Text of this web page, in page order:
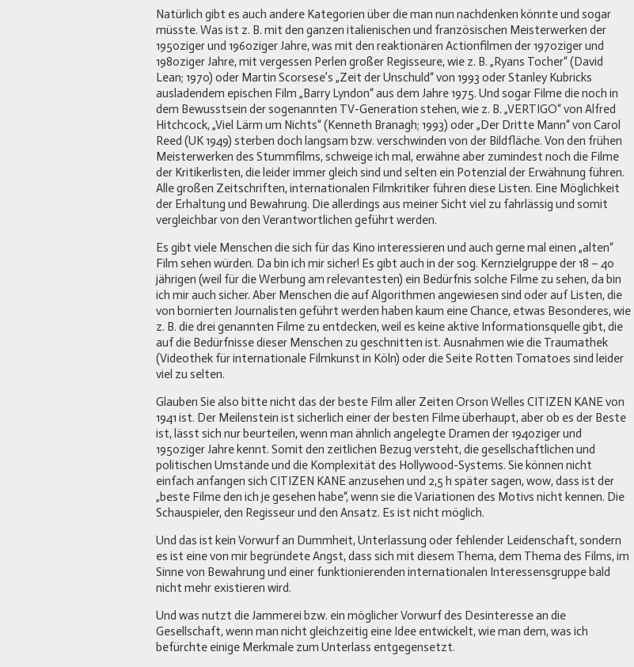
Natürlich gibt es auch andere Kategorien über die man nun nachdenken könnte und sogar
müsste. Was ist z. B. mit den ganzen italienischen und französischen Meisterwerken der
1950ziger und 1960ziger Jahre, was mit den reaktionären Actionfilmen der 1970ziger und
1980ziger Jahre, mit vergessen Perlen großer Regisseure, wie z. B. „Ryans Tocher“ (David
Lean; 1970) oder Martin Scorsese’s „Zeit der Unschuld“ von 1993 oder Stanley Kubricks
ausladendem epischen Film „Barry Lyndon“ aus dem Jahre 1975. Und sogar Filme die noch in
dem Bewusstsein der sogenannten TV-Generation stehen, wie z. B. „VERTIGO“ von Alfred
Hitchcock, „Viel Lärm um Nichts“ (Kenneth Branagh; 1993) oder „Der Dritte Mann“ von Carol
Reed (UK 1949) sterben doch langsam bzw. verschwinden von der Bildfläche. Von den frühen
Meisterwerken des Stummfilms, schweige ich mal, erwähne aber zumindest noch die Filme
der Kritikerlisten, die leider immer gleich sind und selten ein Potenzial der Erwähnung führen.
Alle großen Zeitschriften, internationalen Filmkritiker führen diese Listen. Eine Möglichkeit
der Erhaltung und Bewahrung. Die allerdings aus meiner Sicht viel zu fahrlässig und somit
vergleichbar von den Verantwortlichen geführt werden.
Es gibt viele Menschen die sich für das Kino interessieren und auch gerne mal einen „alten“
Film sehen würden. Da bin ich mir sicher! Es gibt auch in der sog. Kernzielgruppe der 18 – 40
jährigen (weil für die Werbung am relevantesten) ein Bedürfnis solche Filme zu sehen, da bin
ich mir auch sicher. Aber Menschen die auf Algorithmen angewiesen sind oder auf Listen, die
von bornierten Journalisten geführt werden haben kaum eine Chance, etwas Besonderes, wie
z. B. die drei genannten Filme zu entdecken, weil es keine aktive Informationsquelle gibt, die
auf die Bedürfnisse dieser Menschen zu geschnitten ist. Ausnahmen wie die Traumathek
(Videothek für internationale Filmkunst in Köln) oder die Seite Rotten Tomatoes sind leider
viel zu selten.
Glauben Sie also bitte nicht das der beste Film aller Zeiten Orson Welles CITIZEN KANE von
1941 ist. Der Meilenstein ist sicherlich einer der besten Filme überhaupt, aber ob es der Beste
ist, lässt sich nur beurteilen, wenn man ähnlich angelegte Dramen der 1940ziger und
1950ziger Jahre kennt. Somit den zeitlichen Bezug versteht, die gesellschaftlichen und
politischen Umstände und die Komplexität des Hollywood-Systems. Sie können nicht
einfach anfangen sich CITIZEN KANE anzusehen und 2,5 h später sagen, wow, dass ist der
„beste Filme den ich je gesehen habe“, wenn sie die Variationen des Motivs nicht kennen. Die
Schauspieler, den Regisseur und den Ansatz. Es ist nicht möglich.
Und das ist kein Vorwurf an Dummheit, Unterlassung oder fehlender Leidenschaft, sondern
es ist eine von mir begründete Angst, dass sich mit diesem Thema, dem Thema des Films, im
Sinne von Bewahrung und einer funktionierenden internationalen Interessensgruppe bald
nicht mehr existieren wird.
Und was nutzt die Jammerei bzw. ein möglicher Vorwurf des Desinteresse an die
Gesellschaft, wenn man nicht gleichzeitig eine Idee entwickelt, wie man dem, was ich
befürchte einige Merkmale zum Unterlass entgegensetzt.